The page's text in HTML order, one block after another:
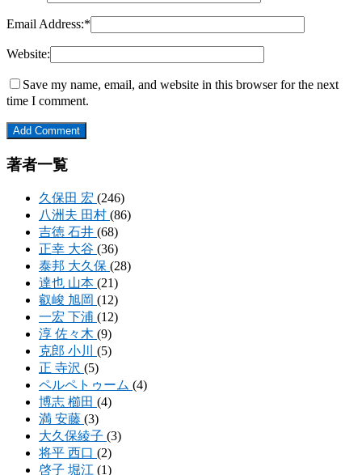
Email Address:*
Website:
Save my name, email, and website in this browser for the next
time I comment.
著者一覧
久保田 宏 (246)
八洲夫 田村 (86)
吉徳 石井 (68)
正幸 大谷 (36)
泰邦 大久保 (28)
達也 山本 (21)
叡峻 旭岡 (12)
一宏 下浦 (12)
淳 佐々木 (9)
克郎 小川 (5)
正 寺沢 (5)
ペルペトゥーム (4)
博志 櫛田 (4)
満 安藤 (3)
大久保綾子 (3)
将平 西口 (2)
啓子 堀江 (1)